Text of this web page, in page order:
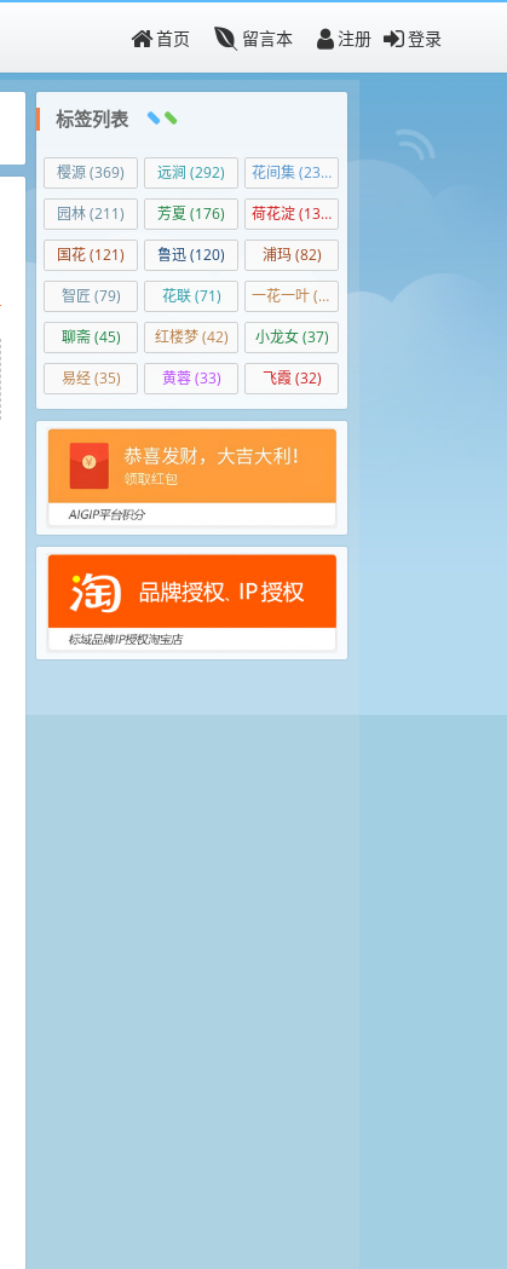
首页 留言本 注册 登录
标签列表
樱源(369) 远涧 (292) 花间集(236)
园林(211) 芳夏 (176) 荷花淀(139)
国花(121) 鲁迅(120) 浦玛(82)
智匠 (79) 花联(71) 一花一叶(50)
聊斋(45) 红楼梦(42) 小龙女(37)
易经(35) 黄蓉(33) 飞霞 (32)